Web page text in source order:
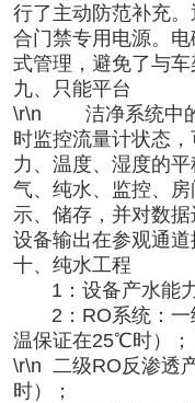
行了主动防范补充
合门禁专用电源。
式管理，避免了与车
九、只能平台
\r\n 洁净系统中的
时监控流量计状态
力、温度、湿度的
气、纯水、监控、
示、储存，并对数
设备输出在参观通道
十、纯水工程
1：设备产水能力
2：RO系统：一
温保证在25℃时）；
\r\n 二级RO反渗透
时）；